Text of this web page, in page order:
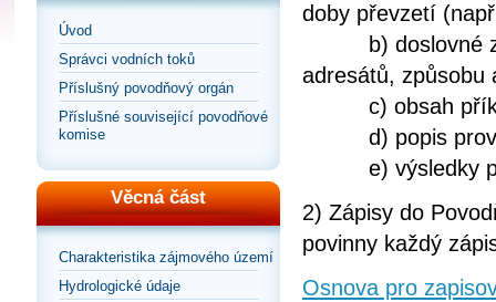
Úvod
Správci vodních toků
Příslušný povodňový orgán
Příslušné související povodňové
komise
Věcná část
Charakteristika zájmového území
Hydrologické údaje
doby převzetí
b) doslovné
adresátů, způsobu
c) obsah
d) popis
e) výsledky
2) Zápisy do
povinny každý
Osnova pro